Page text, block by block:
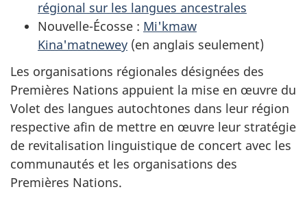
régional sur les langues ancestrales
Nouvelle-Écosse : Mi'kmaw
Kina'matnewey (en anglais seulement)
Les organisations régionales désignées des
Premières Nations appuient la mise en œuvre du
Volet des langues autochtones dans leur région
respective afin de mettre en œuvre leur stratégie
de revitalisation linguistique de concert avec les
communautés et les organisations des
Premières Nations.